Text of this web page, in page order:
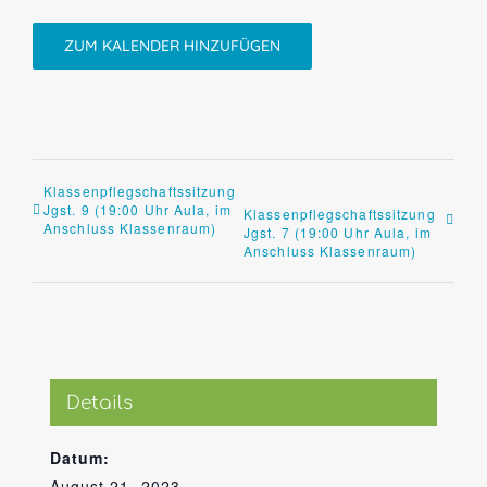
ZUM KALENDER HINZUFÜGEN
Klassenpflegschaftssitzung
Jgst. 9 (19:00 Uhr Aula, im
Anschluss Klassenraum)
Klassenpflegschaftssitzung
Jgst. 7 (19:00 Uhr Aula, im
Anschluss Klassenraum)
Details
Datum: